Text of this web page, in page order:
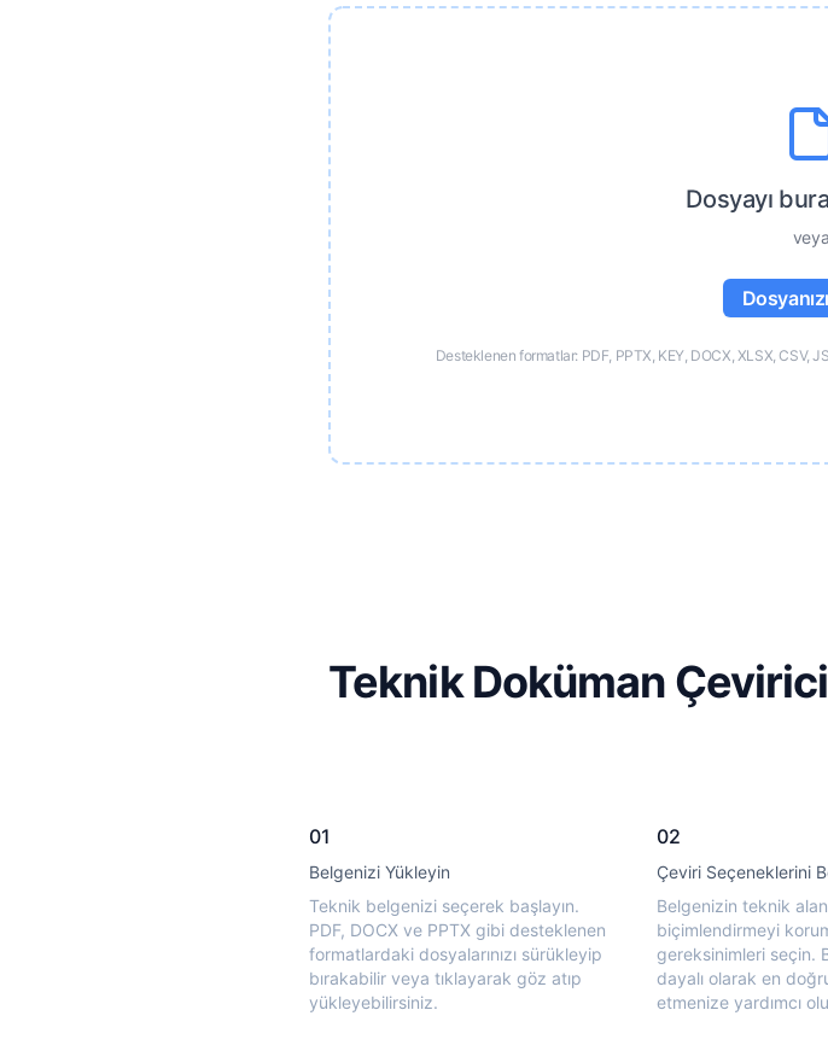
Dosyayı
veya
Desteklenen formatlar: PDF, PPTX, KEY, DOCX, XLSX, CSV,
Teknik Doküman Çevirici
01
Belgenizi Yükleyin
Teknik belgenizi seçerek başlayın.
PDF, DOCX ve PPTX gibi desteklenen
formatlardaki dosyalarınızı sürükleyip
bırakabilir veya tıklayarak göz atıp
yükleyebilirsiniz.
02
Çeviri Seçeneklerini
Belgenizin teknik
biçimlendirmeyi
gereksinimleri seçin.
dayalı olarak en
etmenize yardımcı